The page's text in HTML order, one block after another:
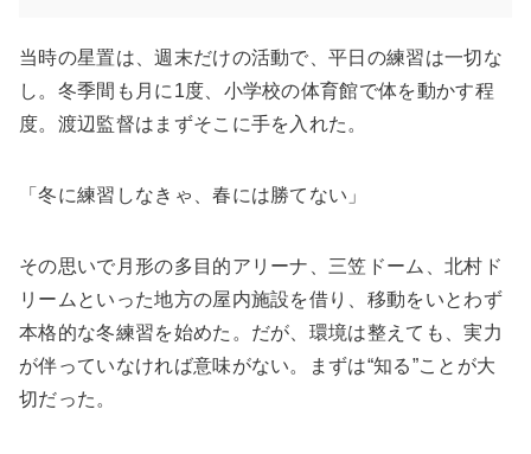
当時の星置は、週末だけの活動で、平日の練習は一切な
し。冬季間も月に1度、小学校の体育館で体を動かす程
度。渡辺監督はまずそこに手を入れた。
「冬に練習しなきゃ、春には勝てない」
その思いで月形の多目的アリーナ、三笠ドーム、北村ド
リームといった地方の屋内施設を借り、移動をいとわず
本格的な冬練習を始めた。だが、環境は整えても、実力
が伴っていなければ意味がない。まずは“知る”ことが大
切だった。